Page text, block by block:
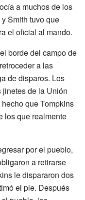
a muchos de los
Smith tuvo que
el oficial al mando.
borde del campo de
a las
de disparos. Los
de la Unión
que Tompkins
los que realmente
por el pueblo,
a retirarse
le dispararon dos
el pie. Después